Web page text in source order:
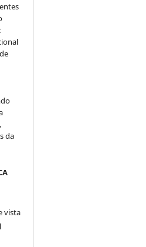
da
vista